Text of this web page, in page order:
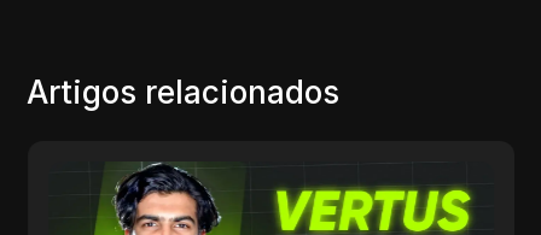
Artigos relacionados